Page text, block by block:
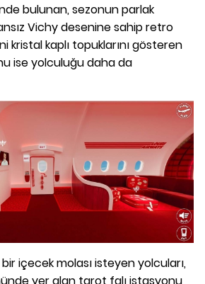
bulunan, sezonun parlak
Vichy desenine sahip retro
kristal kaplı topuklarını gösteren
ise yolculuğu daha da
içecek molası isteyen yolcuları,
yer alan tarot falı istasyonu